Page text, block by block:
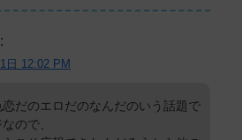
日 12:02 PM
だのエロだのなんだのいう話題で
ので、